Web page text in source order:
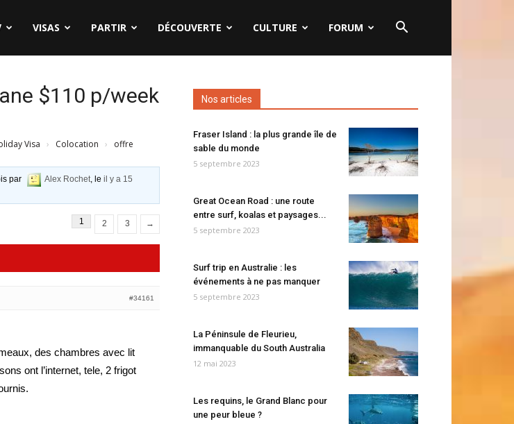
VISAS PARTIR DÉCOUVERTE CULTURE FORUM
$110 p/week
Visa › Colocation ›
offre
par Alex Rochet, leil y a 15
1 2 3 →
#34161
des chambres avec lit
ont l’internet, tele, 2 frigot
Nos articles
Fraser Island : la plus grande île de
sable du monde
5 septembre 2023
Great Ocean Road : une route
entre surf, koalas et paysages...
5 septembre 2023
Surf trip en Australie : les
événements à ne pas manquer
5 septembre 2023
La Péninsule de Fleurieu,
immanquable du South Australia
12 mai 2023
Les requins, le Grand Blanc pour
une peur bleue ?